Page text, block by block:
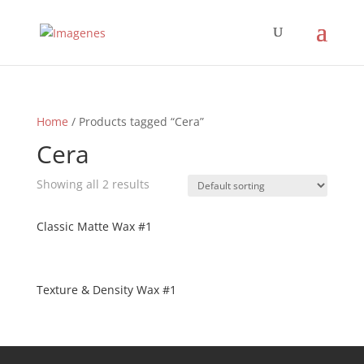
Home / Products tagged “Cera”
Cera
Showing all 2 results
Classic Matte Wax #1
Texture & Density Wax #1